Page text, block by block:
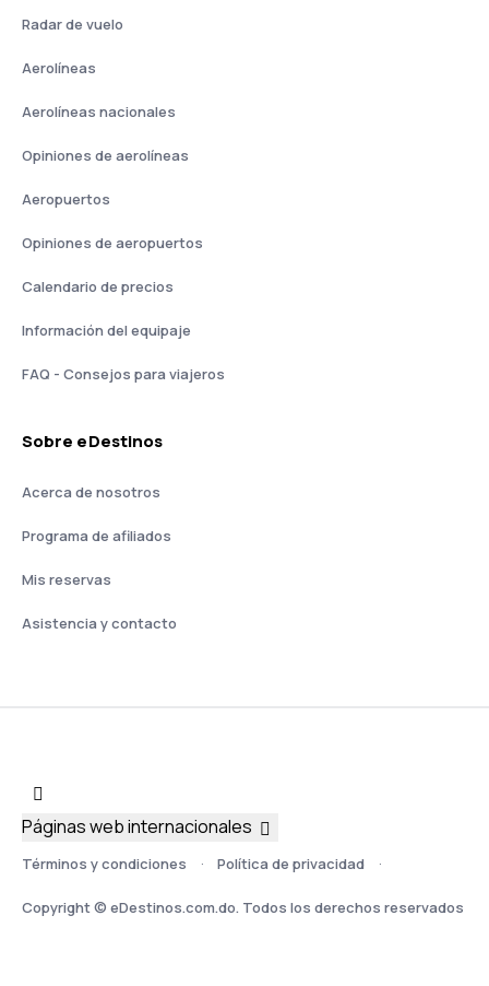
Radar de vuelo
Aerolíneas
Aerolíneas nacionales
Opiniones de aerolíneas
Aeropuertos
Opiniones de aeropuertos
Calendario de precios
Información del equipaje
FAQ - Consejos para viajeros
Sobre eDestinos
Acerca de nosotros
Programa de afiliados
Mis reservas
Asistencia y contacto
Términos y condiciones Política de privacidad
Copyright © eDestinos.com.do. Todos los derechos reservados
Páginas web internacionales